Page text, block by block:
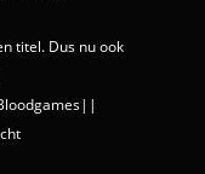
titel. Dus nu ook